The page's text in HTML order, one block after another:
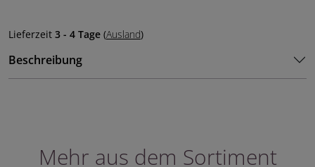
Lieferzeit 3 - 4 Tage (Ausland)
Beschreibung
Mehr aus dem Sortiment